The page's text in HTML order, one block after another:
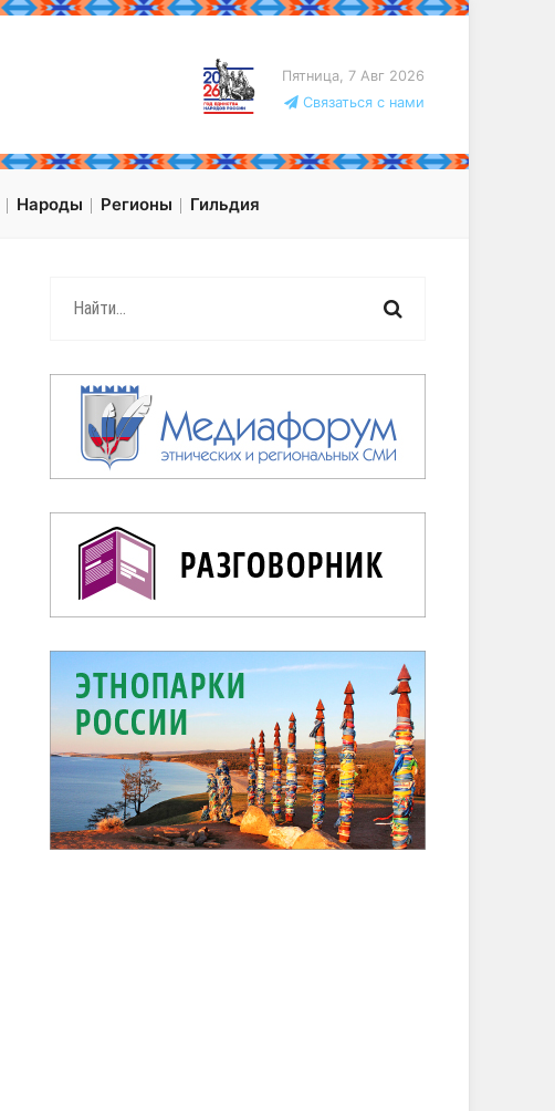
Пятница, 7 Авг 2026
Связаться с нами
Народы Регионы Гильдия